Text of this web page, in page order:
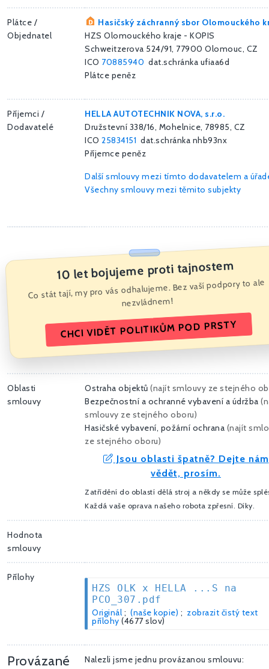
Plátce /
Objednatel
Hasičský záchranný sbor Olomouckého
HZS Olomouckého kraje - KOPIS
Schweitzerova 524/91, 77900 Olomouc, CZ
ICO 70885940 dat.schránka ufiaa6d
Plátce peněz
Příjemci /
Dodavatelé
HELLA AUTOTECHNIK NOVA, s.r.o.
Družstevní 338/16, Mohelnice, 78985, CZ
ICO 25834151 dat.schránka nhb93nx
Příjemce peněz
Další smlouvy mezi tímto dodavatelem a
Všechny smlouvy mezi těmito subjekty
10 let bojujeme proti tajnostem
Co stát tají, my pro vás odhalujeme. Bez vaší podpory to ale
nezvládnem!
CHCI VIDĚT POLITIKŮM POD PRSTY
Oblasti
smlouvy
Ostraha objektů (najít smlouvy ze stejného
Bezpečnostní a ochranné vybavení a údržba (
smlouvy ze stejného oboru)
Hasičské vybavení, požární ochrana (najít
ze stejného oboru)
Jsou oblasti špatně? Dejte nám
vědět, prosím.
Zatřídění do oblastí dělá stroj a někdy se může
Každá vaše oprava našeho robota zpřesní. Díky.
Hodnota
smlouvy
Přílohy
HZS OLK x HELLA ...S na
PCO_307.pdf
Originál ; (naše kopie) ; zobrazit čistý text
přílohy (4677 slov)
Provázané
Nalezli jsme jednu provázanou smlouvu: